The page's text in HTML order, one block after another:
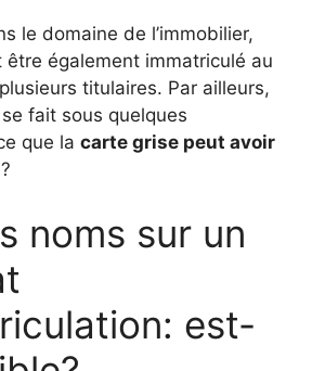
le domaine de l’immobilier,
être également immatriculé au
titulaires. Par ailleurs,
fait sous quelques
que la carte grise peut avoir
?
noms sur un
est-